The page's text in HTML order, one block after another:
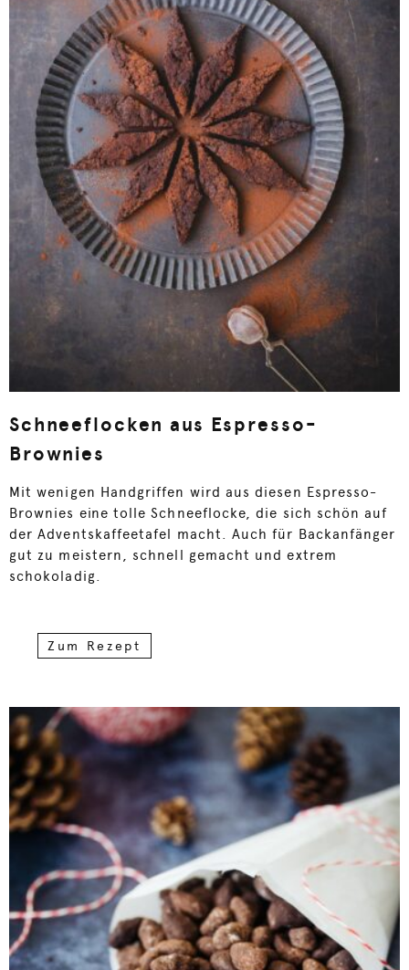
Schneeflocken aus Espresso-
Brownies
Mit wenigen Handgriffen wird aus diesen Espresso-
Brownies eine tolle Schneeflocke, die sich schön auf
der Adventskaffeetafel macht. Auch für Backanfänger
gut zu meistern, schnell gemacht und extrem
schokoladig.
Zum Rezept